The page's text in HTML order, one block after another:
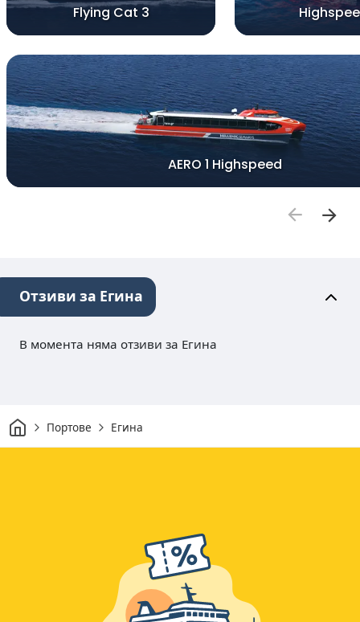
Flying Cat 3
AERO 1 Highspeed
Отзиви за Егина
В момента няма отзиви за Егина
Начало
Портове Егина